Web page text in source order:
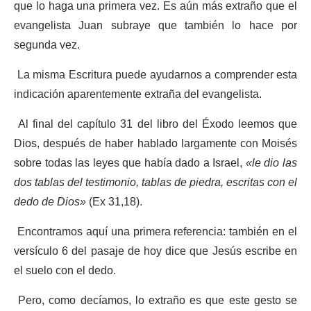
que lo haga una primera vez. Es aún más extraño que el
evangelista Juan subraye que también lo hace por
segunda vez.
La misma Escritura puede ayudarnos a comprender esta
indicación aparentemente extraña del evangelista.
Al final del capítulo 31 del libro del Éxodo leemos que
Dios, después de haber hablado largamente con Moisés
sobre todas las leyes que había dado a Israel,«le dio las
dos tablas del testimonio, tablas de piedra, escritas con el
dedo de Dios»(Ex 31,18).
Encontramos aquí una primera referencia: también en el
versículo 6 del pasaje de hoy dice que Jesús escribe en
el suelo con el dedo.
Pero, como decíamos, lo extraño es que este gesto se